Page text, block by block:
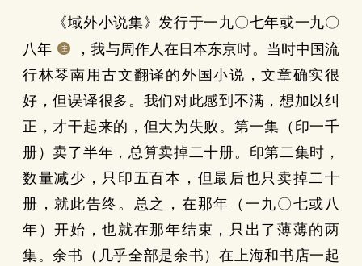
《域外小说集》发行于一九〇七年或一九〇
八年
，我与周作人在日本东京时。当时中国流
行林琴南用古文翻译的外国小说，文章确实很
好，但误译很多。我们对此感到不满，想加以纠
正，才干起来的，但大为失败。第一集（印一千
册）卖了半年，总算卖掉二十册。印第二集时，
数量减少，只印五百本，但最后也只卖掉二十
册，就此告终。总之，在那年（一九〇七或八
年）开始，也就在那年结束，只出了薄薄的两
集。余书（几乎全部是余书）在上海和书店一起